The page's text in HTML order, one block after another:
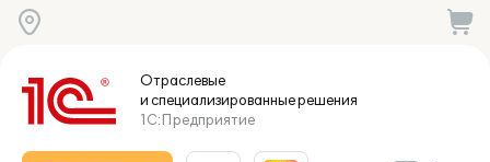
Отраслевые
и специализированныерешения
1С:Предприятие